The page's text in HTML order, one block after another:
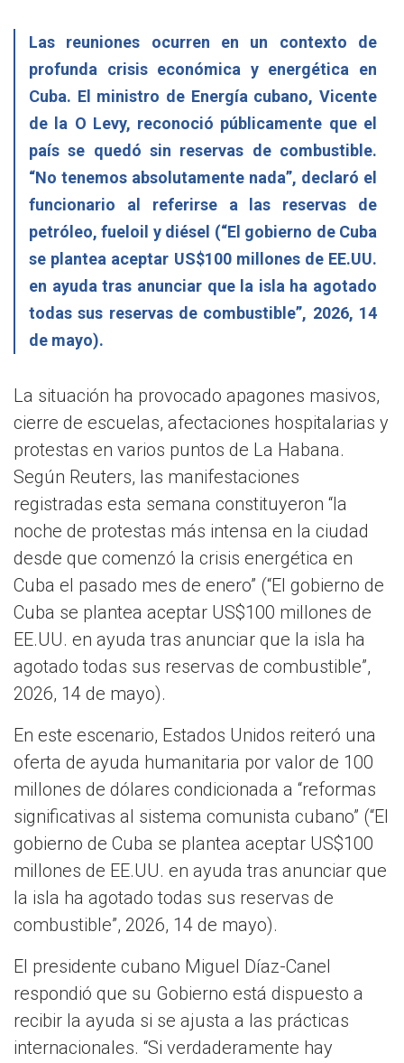
Las reuniones ocurren en un contexto de
profunda crisis económica y energética en
Cuba. El ministro de Energía cubano, Vicente
de la O Levy, reconoció públicamente que el
país se quedó sin reservas de combustible.
“No tenemos absolutamente nada”, declaró el
funcionario al referirse a las reservas de
petróleo, fueloil y diésel (“El gobierno de Cuba
se plantea aceptar US$100 millones de EE.UU.
en ayuda tras anunciar que la isla ha agotado
todas sus reservas de combustible”, 2026, 14
de mayo).
La situación ha provocado apagones masivos,
cierre de escuelas, afectaciones hospitalarias y
protestas en varios puntos de La Habana.
Según Reuters, las manifestaciones
registradas esta semana constituyeron “la
noche de protestas más intensa en la ciudad
desde que comenzó la crisis energética en
Cuba el pasado mes de enero” (“El gobierno de
Cuba se plantea aceptar US$100 millones de
EE.UU. en ayuda tras anunciar que la isla ha
agotado todas sus reservas de combustible”,
2026, 14 de mayo).
En este escenario, Estados Unidos reiteró una
oferta de ayuda humanitaria por valor de 100
millones de dólares condicionada a “reformas
significativas al sistema comunista cubano” (“El
gobierno de Cuba se plantea aceptar US$100
millones de EE.UU. en ayuda tras anunciar que
la isla ha agotado todas sus reservas de
combustible”, 2026, 14 de mayo).
El presidente cubano Miguel Díaz-Canel
respondió que su Gobierno está dispuesto a
recibir la ayuda si se ajusta a las prácticas
internacionales. “Si verdaderamente hay